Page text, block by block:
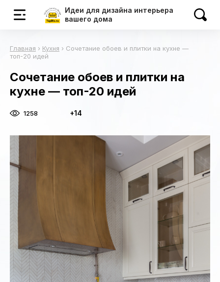
Идеи для дизайна интерьера
вашего дома
Главная › Кухня › Сочетание обоев и плитки на кухне —
топ-20 идей
Сочетание обоев и плитки на
кухне — топ-20 идей
1258 +14